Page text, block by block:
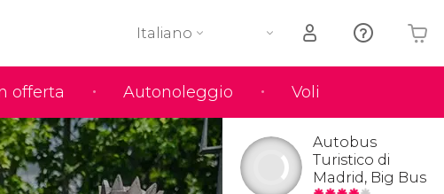
offerta Autonoleggio Voli
Italiano
Il tuo carrello è vuoto
Autobus
Turistico di
Madrid, Big Bus